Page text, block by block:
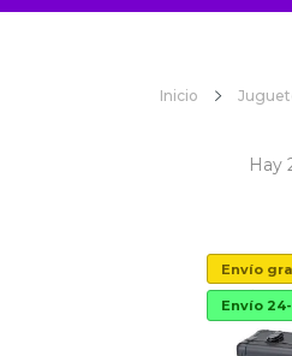
Inicio
Hay
Envío
Envío